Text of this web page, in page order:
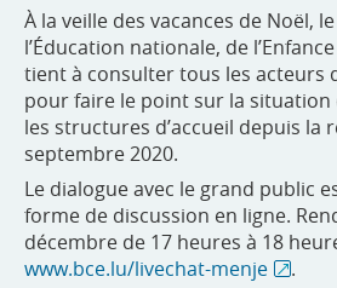
À la veille des vacances de Noël,
l’Éducation nationale, de
tient à consulter tous les acteurs
pour faire le point sur la situation
les structures d’accueil depuis la
septembre 2020.
Le dialogue avec le grand public
forme de discussion en ligne.
décembre de 17 heures à 18
www.bce.lu/livechat-menje
.